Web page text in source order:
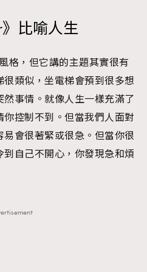
比喻人生
格，但它講的主題其實很有
類似，坐電梯會預到很多想
事情。就像人生一樣充滿了
控制不到。但當我們人面對
會很著緊或很急。但當你很
自己不開心，你發現急和煩